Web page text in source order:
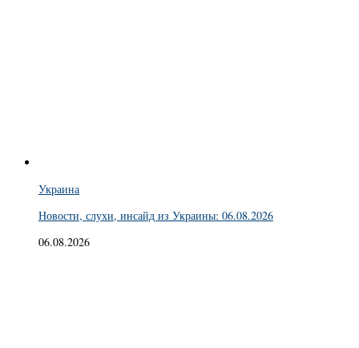
Украина
Новости, слухи, инсайд из Украины: 06.08.2026
06.08.2026